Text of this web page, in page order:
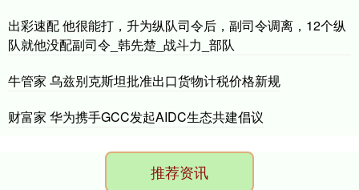
出彩速配 他很能打，升为纵队司令后，副司令调离，12个纵
队就他没配副司令_韩先楚_战斗力_部队
牛管家 乌兹别克斯坦批准出口货物计税价格新规
财富家 华为携手GCC发起AIDC生态共建倡议
推荐资讯